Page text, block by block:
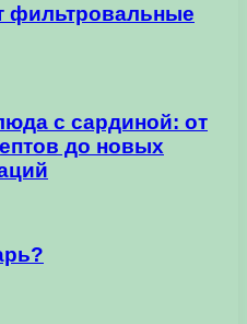
фильтровальные
с сардиной: от
до новых